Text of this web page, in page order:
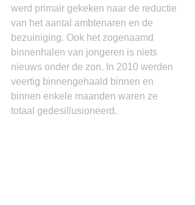
werd primair gekeken naar de reductie
van het aantal ambtenaren en de
bezuiniging. Ook het zogenaamd
binnenhalen van jongeren is niets
nieuws onder de zon. In 2010 werden
veertig binnengehaald binnen en
binnen enkele maanden waren ze
totaal gedesillusioneerd.